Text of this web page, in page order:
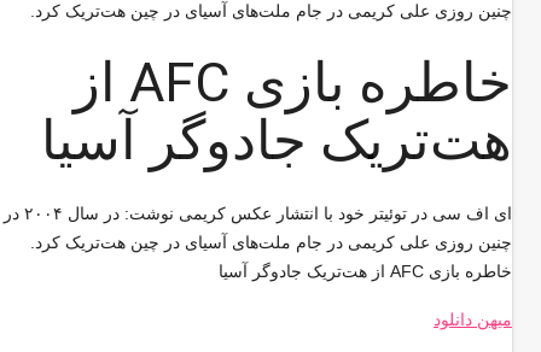
چنین روزی علی کریمی در جام ملت‌های آسیای در چین هت‌تریک کرد.
خاطره بازی AFC از
هت‌تریک جادوگر آسیا
ای اف سی در توئیتر خود با انتشار عکس کریمی نوشت: در سال ۲۰۰۴ در
چنین روزی علی کریمی در جام ملت‌های آسیای در چین هت‌تریک کرد.
خاطره بازی AFC از هت‌تریک جادوگر آسیا
میهن دانلود